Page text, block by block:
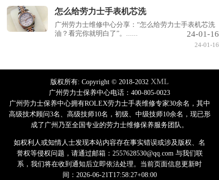
怎么给劳力士手表机芯洗
广州劳力士维修中心分享：“怎么给劳力士手表机芯洗
油？看完你就明白了”。......
24-01-16
24-01-16
版权所有: Copyright © 2018-2032 XML
广州劳力士保养中心电话：400-805-0023
广州劳力士保养中心拥有ROLEX劳力士手表维修专家30余名，其中
高级技术顾问3名、高级技师10名，初级、中级技师10余名，现已形
成了广州乃至全国专业的劳力士维修保养服务团队。
如权利人或知情人士发现本站内容存在事实错误或涉及版权、名
誉权等侵权问题，请通过邮箱：2557628530@qq.com 与我们联
系，我们将在收到通知后立即依法处理。当前页面信息更新时
间：2026-06-21T17:58:27+08:00